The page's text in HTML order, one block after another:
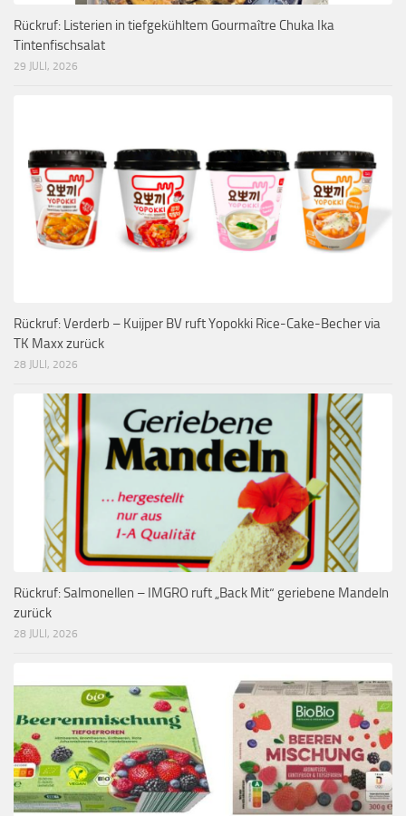
Rückruf: Listerien in tiefgekühltem Gourmaître Chuka Ika
Tintenfischsalat
29 JULI, 2026
Rückruf: Verderb – Kuijper BV ruft Yopokki Rice-Cake-Becher via
TK Maxx zurück
28 JULI, 2026
Rückruf: Salmonellen – IMGRO ruft „Back Mit“ geriebene Mandeln
zurück
28 JULI, 2026